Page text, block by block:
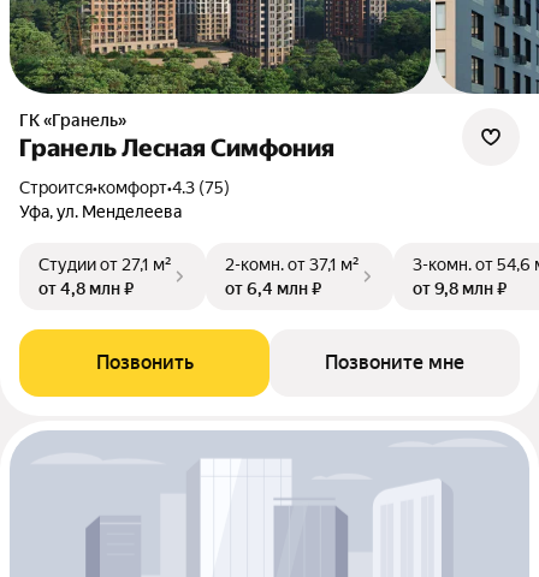
ГК «Гранель»
Гранель Лесная Симфония
Строится•комфорт•4.3 (75)
Уфа, ул. Менделеева
Студииот 27,1 м²
от 4,8 млн ₽
2-комн.от 37,1 м²
от 6,4 млн ₽
3-комн.от 54,6
от 9,8 млн ₽
Позвонить Позвоните мне